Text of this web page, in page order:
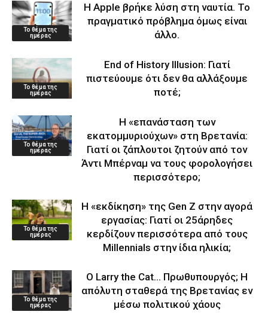
Το θέμα της
ημέρας
Η Apple βρήκε λύση στη ναυτία. Το
πραγματικό πρόβλημα όμως είναι
άλλο.
Το θέμα της
ημέρας
End of History Illusion: Γιατί
πιστεύουμε ότι δεν θα αλλάξουμε
ποτέ;
Το θέμα της
ημέρας
Η «επανάσταση των
εκατομμυριούχων» στη Βρετανία:
Γιατί οι ζάπλουτοι ζητούν από τον
Άντι Μπέρναμ να τους φορολογήσει
περισσότερο;
Το θέμα της
ημέρας
Η «εκδίκηση» της Gen Z στην αγορά
εργασίας: Γιατί οι 25άρηδες
κερδίζουν περισσότερα από τους
Millennials στην ίδια ηλικία;
Το θέμα της
ημέρας
Ο Larry the Cat… Πρωθυπουργός; Η
απόλυτη σταθερά της Βρετανίας εν
μέσω πολιτικού χάους